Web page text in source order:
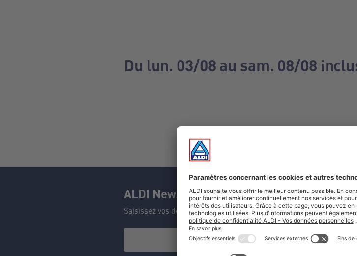
Du lun. 03/08 au sam. 08/08
ALDI Newsletter
Saisissez vos données et ne manquez aucune de nos offres.